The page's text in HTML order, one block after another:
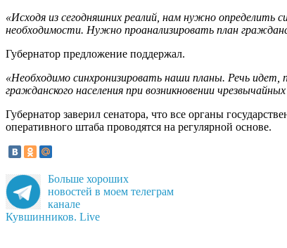
«Исходя из сегодняшних реалий, нам нужно определить
необходимости. Нужно проанализировать план
Губернатор предложение поддержал.
«Необходимо синхронизировать наши планы. Речь
гражданского населения при возникновении
Губернатор заверил сенатора, что все органы
оперативного штаба проводятся на регулярной основе.
Больше хороших
новостей в моем телеграм
канале
Кувшинников. Live